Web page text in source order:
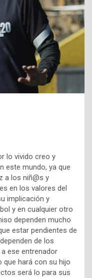
lo vivido creo y
este mundo, ya que
a los niñ@s y
en los valores del
implicación y
y en cualquier otro
dependen mucho
estar pendientes de
de los
ese entrenador
hará con su hijo
será lo para sus